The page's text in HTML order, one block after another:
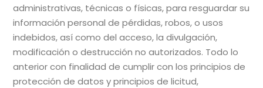
administrativas, técnicas o físicas, para resguardar su
información personal de pérdidas, robos, o usos
indebidos, así como del acceso, la divulgación,
modificación o destrucción no autorizados. Todo lo
anterior con finalidad de cumplir con los principios de
protección de datos y principios de licitud,